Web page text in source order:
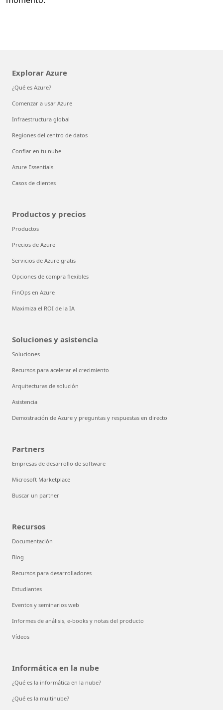
Explorar Azure
¿Qué es Azure?
Comenzar a usar Azure
Infraestructura global
Regiones del centro de datos
Confiar en tu nube
Azure Essentials
Casos de clientes
Productos y precios
Productos
Precios de Azure
Servicios de Azure gratis
Opciones de compra flexibles
FinOps en Azure
Maximiza el ROI de la IA
Soluciones y asistencia
Soluciones
Recursos para acelerar el crecimiento
Arquitecturas de solución
Asistencia
Demostración de Azure y preguntas y respuestas en directo
Partners
Empresas de desarrollo de software
Microsoft Marketplace
Buscar un partner
Recursos
Documentación
Blog
Recursos para desarrolladores
Estudiantes
Eventos y seminarios web
Informes de análisis, e-books y notas del producto
Vídeos
Informática en la nube
¿Qué es la informática en la nube?
¿Qué es la multinube?